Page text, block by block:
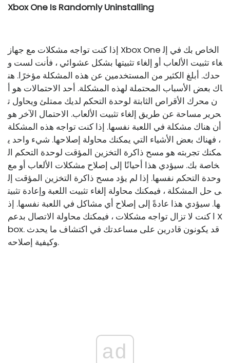
Xbox One Is Randomly Uninstalling
إذا كنت تواجه مشكلات مع جهاز Xbox One الخاص بك في إل
غاء تثبيت الألعاب أو إلغاء تثبيتها بشكل عشوائي ، فأنت لست و
حدك. أبلغ الكثير من المستخدمين عن هذه المشكلة مؤخرًا. هن
اك بعض الأسباب المحتملة لهذه المشكلة. أحد الاحتمالات هو أ
ن محرك الأقراص الثابتة لوحدة التحكم لديك ممتلئ ويحاول ت
حرير مساحة عن طريق إلغاء تثبيت الألعاب. الاحتمال الآخر هو
أن هناك مشكلة في اللعبة نفسها. إذا كنت تواجه هذه المشكلة
، فهناك بعض الأشياء التي يمكنك محاولة إصلاحها. شيء واحد ي
مكنك تجربته هو مسح ذاكرة التخزين المؤقت لوحدة التحكم ال
خاصة بك. سيؤدي هذا أحيانًا إلى إصلاح مشكلات الألعاب أو مع
وحدة التحكم نفسها. إذا لم يؤد مسح ذاكرة التخزين المؤقت إل
ى حل المشكلة ، فيمكنك محاولة إلغاء تثبيت اللعبة وإعادة تثبيت
ها. سيؤدي هذا عادةً إلى إصلاح أي مشاكل في اللعبة نفسها. إذ
ا كنت لا تزال تواجه مشكلات ، فيمكنك محاولة الاتصال بدعم X
box. قد يكونون قادرين على مساعدتك في اكتشاف ما يحدث
وكيفية إصلاحه.
ad